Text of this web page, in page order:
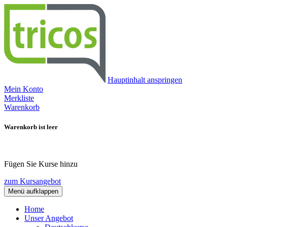
Hauptinhalt anspringen
Mein Konto
Merkliste
Warenkorb
Warenkorb ist leer
Fügen Sie Kurse hinzu
zum Kursangebot
Menü aufklappen
Home
Unser Angebot